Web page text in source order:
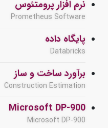
نرم افزار پرومتئوس
Prometheus Software
پایگاه داده
Databricks
برآورد ساخت و ساز
Construction Estimation
Microsoft DP-900
Microsoft DP-900